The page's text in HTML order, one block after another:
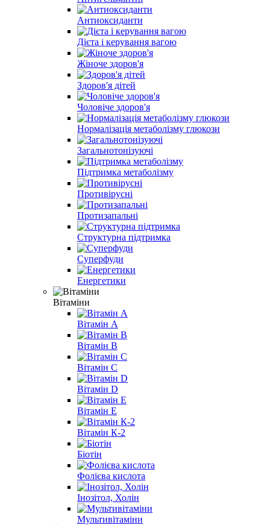
Антиоксиданти
Дієта і керування вагою
Жіноче здоров'я
Здоров'я дітей
Чоловіче здоров'я
Нормалізація метаболізму глюкози
Загальнотонізуючі
Підтримка метаболізму
Противірусні
Протизапальні
Структурна підтримка
Суперфуди
Енергетики
Вітаміни
Вітамін A
Вітамін B
Вітамін С
Вітамін D
Вітамін E
Вітамін К-2
Біотін
Фолієва кислота
Інозітол, Холін
Мультивітаміни